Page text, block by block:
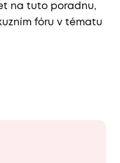
na tuto poradnu,
fóru v tématu